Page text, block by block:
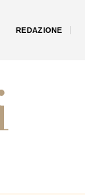
REDAZIONE